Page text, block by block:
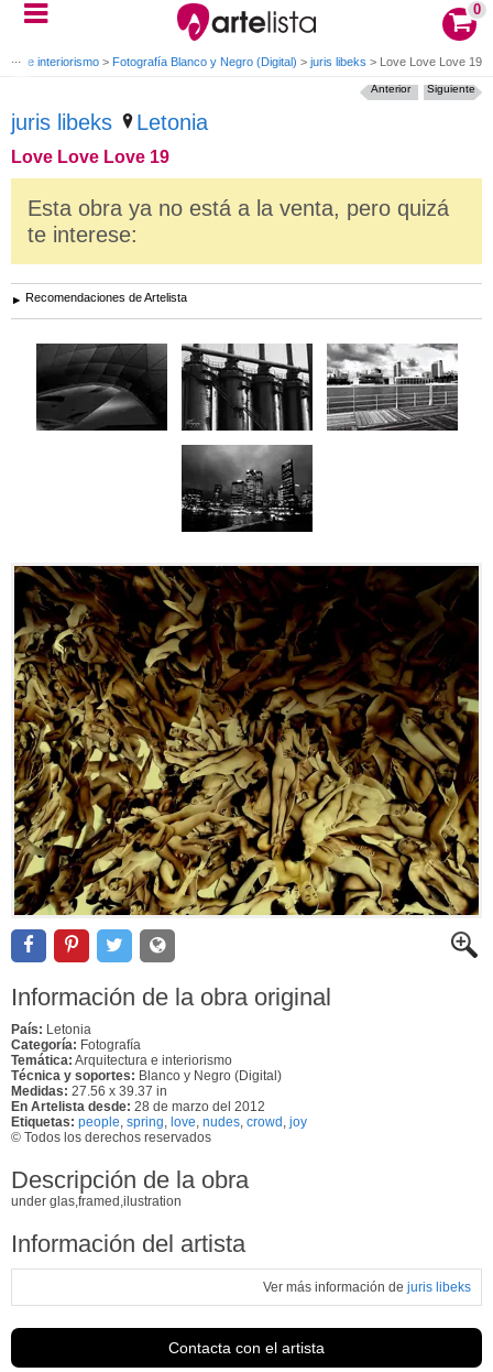
0
e interiorismo > Fotografía Blanco y Negro (Digital) > juris libeks > Love Love Love 19
juris libeks Letonia
Love Love Love 19
Siguiente
Anterior
Esta obra ya no está a la venta, pero quizá
te interese:
Recomendaciones de Artelista
Información de la obra original
País: Letonia
Categoría: Fotografía
Temática: Arquitectura e interiorismo
Técnica y soportes: Blanco y Negro (Digital)
Medidas: 27.56 x 39.37 in
En Artelista desde: 28 de marzo del 2012
Etiquetas: people, spring, love, nudes, crowd , joy
© Todos los derechos reservados
Descripción de la obra
under glas,framed,ilustration
Información del artista
Ver más información de juris libeks
Contacta con el artista